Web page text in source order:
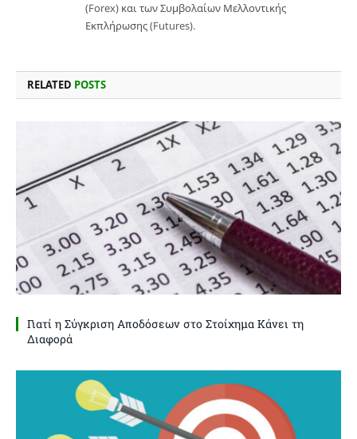
(Forex) και των Συμβολαίων Μελλοντικής
Εκπλήρωσης (Futures).
RELATED POSTS
Γιατί η Σύγκριση Αποδόσεων στο Στοίχημα Κάνει τη
Διαφορά